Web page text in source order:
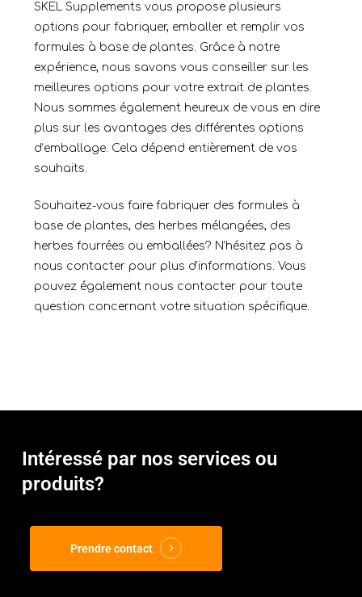
SKEL Supplements vous propose plusieurs
options pour fabriquer, emballer et remplir vos
formules à base de plantes. Grâce à notre
expérience, nous savons vous conseiller sur les
meilleures options pour votre extrait de plantes.
Nous sommes également heureux de vous en dire
plus sur les avantages des différentes options
d’emballage. Cela dépend entièrement de vos
souhaits.
Souhaitez-vous faire fabriquer des formules à
base de plantes, des herbes mélangées, des
herbes fourrées ou emballées? N’hésitez pas à
nous contacter pour plus d’informations. Vous
pouvez également nous contacter pour toute
question concernant votre situation spécifique.
Intéressé par nos services ou
produits?
Prendre contact